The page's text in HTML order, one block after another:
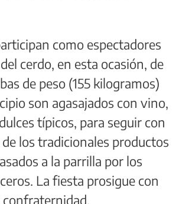
como espectadores
cerdo, en esta ocasión, de
de peso (155 kilogramos)
son agasajados con vino,
típicos, para seguir con
los tradicionales productos
a la parrilla por los
La fiesta prosigue con
confraternidad.